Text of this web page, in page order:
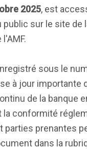
2025, est
sur le site de
sous le
à jour importante
de la banque
la conformité
parties prenantes
dans la